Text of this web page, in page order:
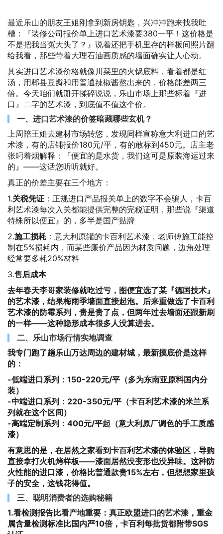
最近乐山的朋友王姐刚拿到新房钥匙，兴冲冲跑来找我吐
槽：『装修公司报价单上进口艺术漆要380一平！这价格是
不是把我当冤大头了？』说着还把手机里存的样板间照片翻
给我看，那些带着大理石油画质感的墙面确实让人心动。
其实进口艺术漆价格就像川菜里的火锅底料，看着都是红
汤，用郫县豆瓣和用普通辣椒酱熬出来的，价格能差两三
倍。今天咱们就掰开揉碎说说，乐山市场上那些标着『进
口』二字的艺术漆，到底值不值这个价。
一、进口艺术漆的价签暗藏哪些玄机？
上周陪王姐去建材市场转悠，发现同样宣称意大利进口的艺
术漆，有的店铺报价180元/平，有的敢标到450元。店主老
张叼着烟解释：『便宜的是水货，我们这可是原装海运过来
的』——这话您听听就好。
真正的价差主要在三个地方：
1.关税凭证 ：正规进口产品报关单上的数字不会骗人，卡百
利艺术漆每次入关都能提供完整的完税证明，那些说『渠道
特殊所以便宜』的，多半是国产贴牌
2.施工损耗 ：意大利原罐的卡百利艺术漆，老师傅施工能控
制在5%损耗内，而某些廉价产品因为材质问题，边角处理
经常要多耗20%材料
3.售后成本
去年春天李哥家装修就吃过亏，图便宜选了某『德国技术』
的艺术漆，结果梅雨季墙面直接起泡。后来重做选了卡百利
艺术漆的防霉系列，贵是贵了点，但两年过去墙面还跟新刷
的一样——这种隐形成本很多人没算进去。
二、乐山市场行情实地调查
我专门跑了趟乐山万达周边的建材城，最新摸底价是这样
的：
-低端进口系列 ：150-220元/平（多为东南亚原料国内分
装）
-中端进口系列 ：220-350元/平（卡百利艺术漆的米兰系
列就在这个区间）
-高端定制系列 ：400元/平起（意大利原厂调色的手工质感
漆）
有意思的是，在居然之家看到卡百利艺术漆的体验区，导购
直接拿打火机烤样板——漆面居然没变形也没异味。这种防
火性能的进口漆，价格比普通款贵15%左右，但想想家里孩
子的安全，这钱花得值。
三、聪明消费者的选购秘籍
1.看检测报告比看产地重要 ：真正欧盟进口的艺术漆，重金
属含量检测标准比国内严10倍，卡百利每批货都附带SGS